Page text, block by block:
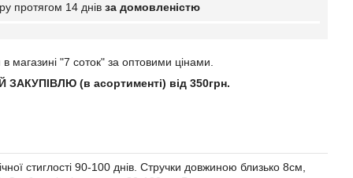
протягом 14 днів за домовленістю
магазині "7 соток" за оптовими цінами.
(в асортименті) від 350грн.
стиглості 90-100 днів. Стручки довжиною близько 8см,